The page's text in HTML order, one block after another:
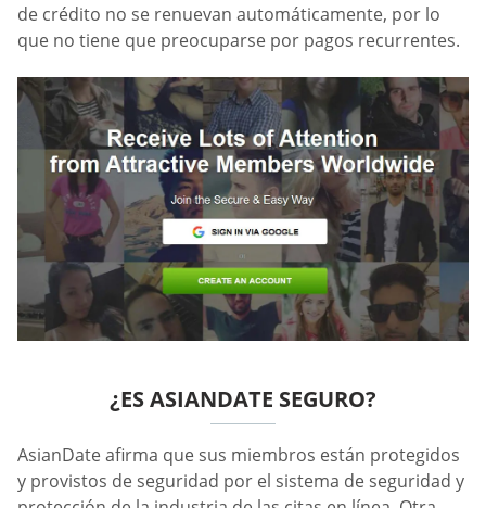
de crédito no se renuevan automáticamente, por lo
que no tiene que preocuparse por pagos recurrentes.
¿ES ASIANDATE SEGURO?
AsianDate afirma que sus miembros están protegidos
y provistos de seguridad por el sistema de seguridad y